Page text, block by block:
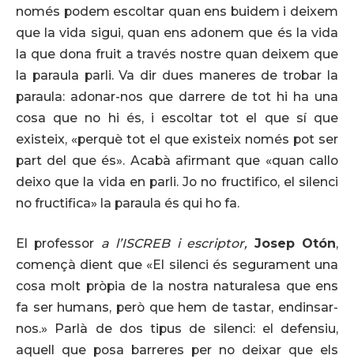
només podem escoltar quan ens buidem i deixem
que la vida sigui, quan ens adonem que és la vida
la que dona fruit a través nostre quan deixem que
la paraula parli. Va dir dues maneres de trobar la
paraula: adonar-nos que darrere de tot hi ha una
cosa que no hi és, i escoltar tot el que sí que
existeix, «perquè tot el que existeix només pot ser
part del que és». Acabà afirmant que «quan callo
deixo que la vida en parli. Jo no fructifico, el silenci
no fructifica» la paraula és qui ho fa.
El professor a l’ISCREB i escriptor, Josep Otón,
començà dient que «El silenci és segurament una
cosa molt pròpia de la nostra naturalesa que ens
fa ser humans, però que hem de tastar, endinsar-
nos.» Parlà de dos tipus de silenci: el defensiu,
aquell que posa barreres per no deixar que els